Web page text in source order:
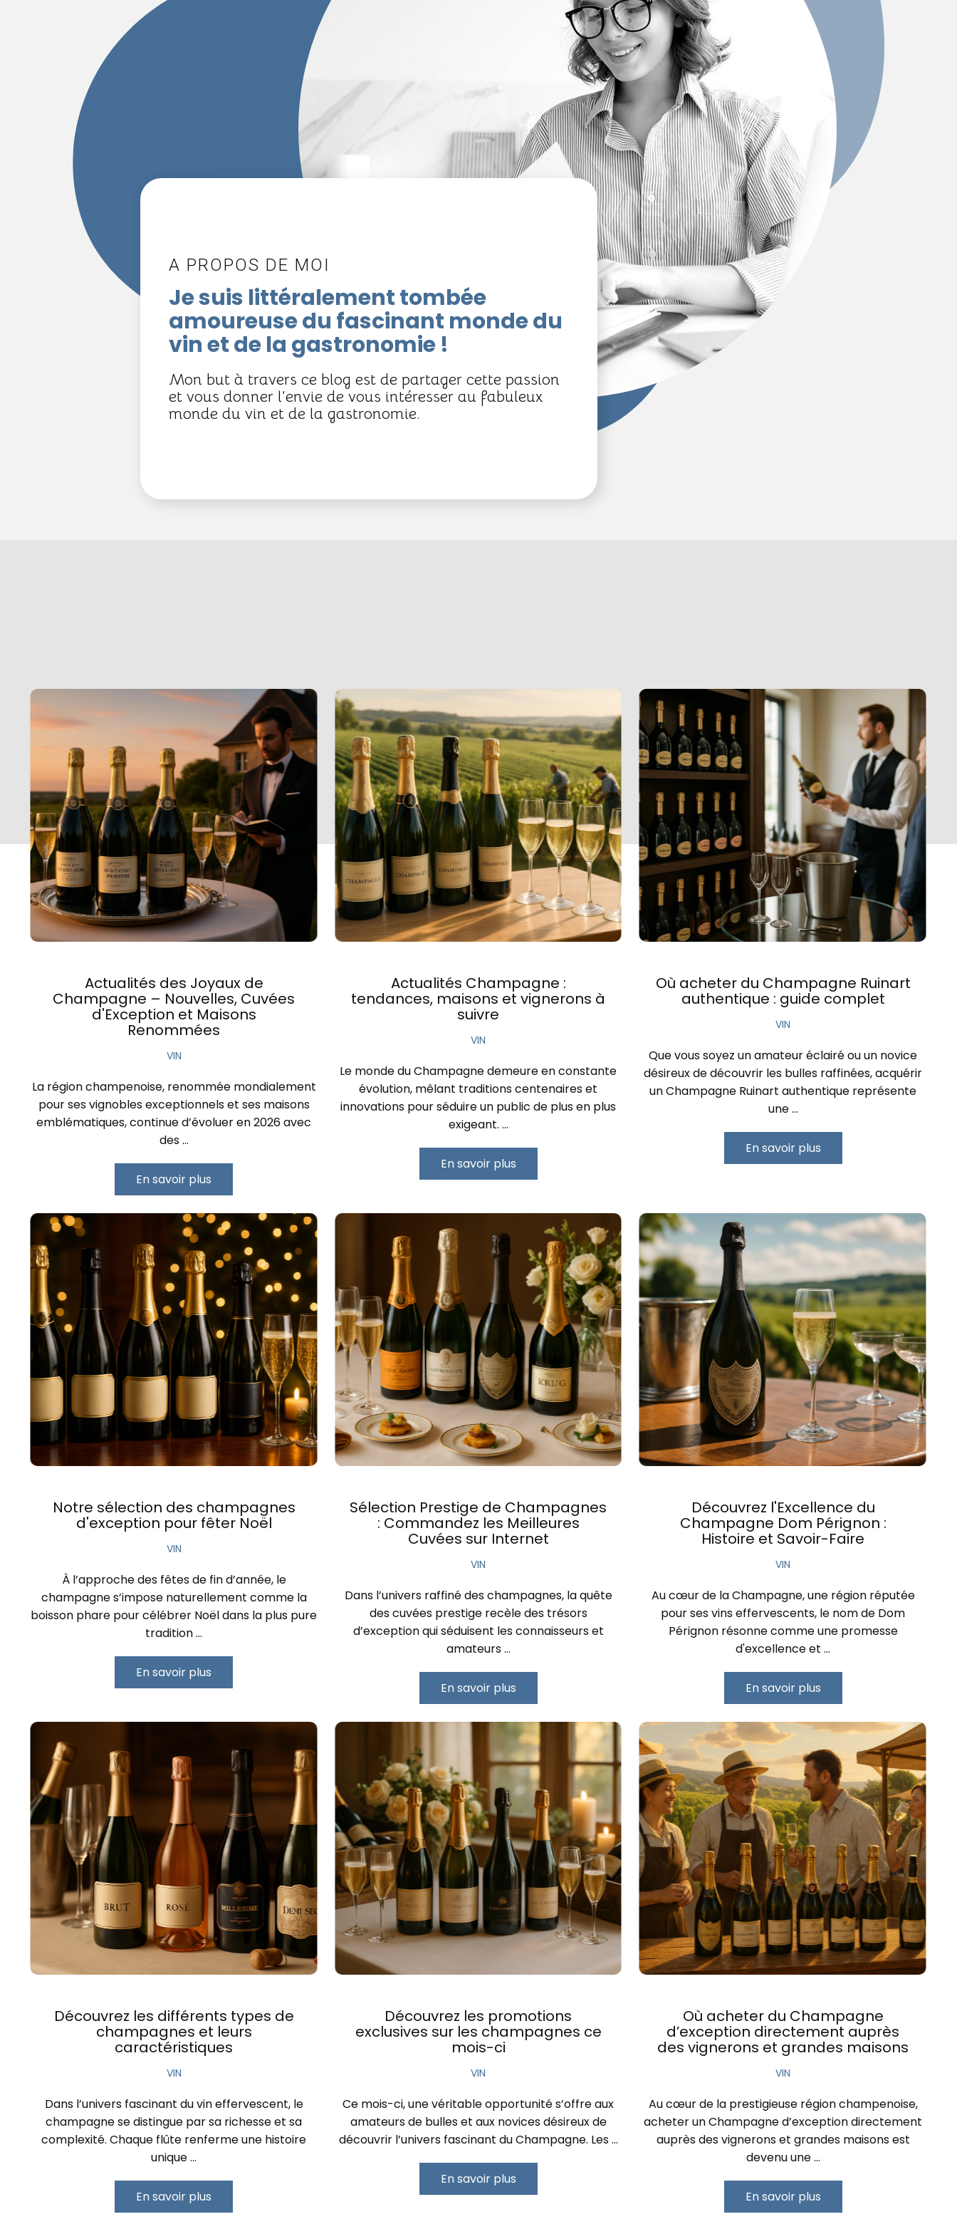
A PROPOS DE MOI
Je suis littéralement tombée
amoureuse du fascinant monde du
vin et de la gastronomie !
Mon but à travers ce blog est de partager cette passion
et vous donner l’envie de vous intéresser au fabuleux
monde du vin et de la gastronomie.
Actualités des Joyaux de
Champagne – Nouvelles, Cuvées
d'Exception et Maisons
Renommées
VIN
La région champenoise, renommée mondialement
pour ses vignobles exceptionnels et ses maisons
emblématiques, continue d’évoluer en 2026 avec
des …
En savoir plus
Actualités Champagne :
tendances, maisons et vignerons à
suivre
VIN
Le monde du Champagne demeure en constante
évolution, mêlant traditions centenaires et
innovations pour séduire un public de plus en plus
exigeant. …
En savoir plus
Où acheter du Champagne Ruinart
authentique : guide complet
VIN
Que vous soyez un amateur éclairé ou un novice
désireux de découvrir les bulles raffinées, acquérir
un Champagne Ruinart authentique représente
une …
En savoir plus
Notre sélection des champagnes
d'exception pour fêter Noël
VIN
À l’approche des fêtes de fin d’année, le
champagne s’impose naturellement comme la
boisson phare pour célébrer Noël dans la plus pure
tradition …
En savoir plus
Sélection Prestige de Champagnes
: Commandez les Meilleures
Cuvées sur Internet
VIN
Dans l’univers raffiné des champagnes, la quête
des cuvées prestige recèle des trésors
d’exception qui séduisent les connaisseurs et
amateurs …
En savoir plus
Découvrez l'Excellence du
Champagne Dom Pérignon :
Histoire et Savoir-Faire
VIN
Au cœur de la Champagne, une région réputée
pour ses vins effervescents, le nom de Dom
Pérignon résonne comme une promesse
d'excellence et …
En savoir plus
Découvrez les différents types de
champagnes et leurs
caractéristiques
VIN
Dans l’univers fascinant du vin effervescent, le
champagne se distingue par sa richesse et sa
complexité. Chaque flûte renferme une histoire
unique …
En savoir plus
Découvrez les promotions
exclusives sur les champagnes ce
mois-ci
VIN
Ce mois-ci, une véritable opportunité s’offre aux
amateurs de bulles et aux novices désireux de
découvrir l’univers fascinant du Champagne. Les …
En savoir plus
Où acheter du Champagne
d’exception directement auprès
des vignerons et grandes maisons
VIN
Au cœur de la prestigieuse région champenoise,
acheter un Champagne d’exception directement
auprès des vignerons et grandes maisons est
devenu une …
En savoir plus